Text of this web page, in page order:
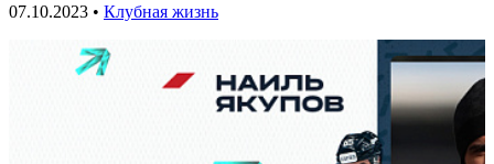
07.10.2023 • Клубная жизнь